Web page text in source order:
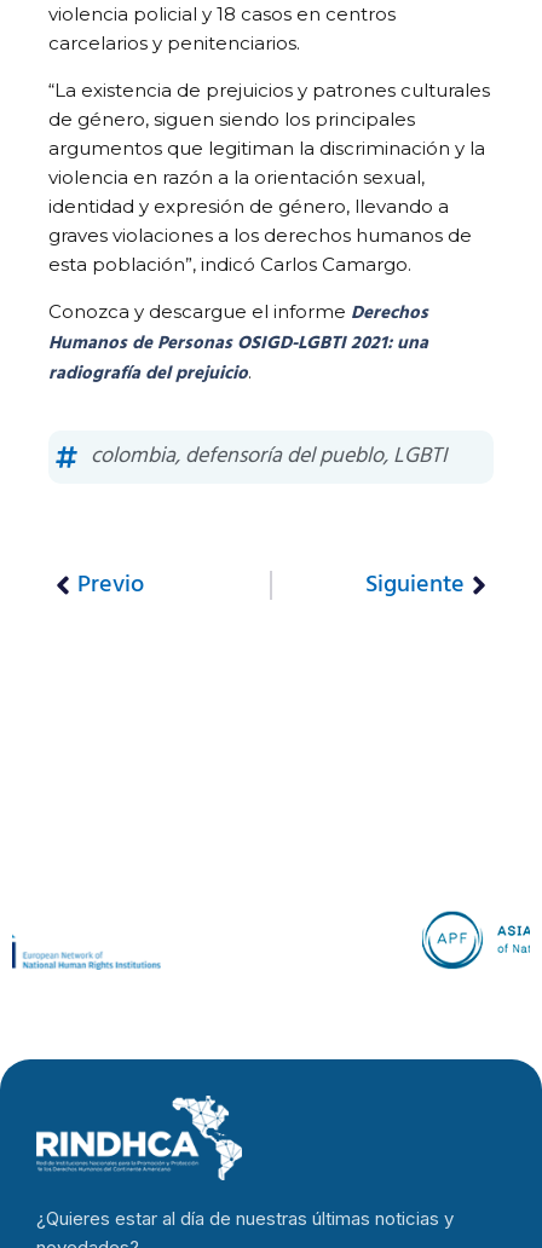
violencia policial y 18 casos en centros
carcelarios y penitenciarios.
“La existencia de prejuicios y patrones culturales
de género, siguen siendo los principales
argumentos que legitiman la discriminación y la
violencia en razón a la orientación sexual,
identidad y expresión de género, llevando a
graves violaciones a los derechos humanos de
esta población”, indicó Carlos Camargo.
Conozca y descargue el informe Derechos
Humanos de Personas OSIGD-LGBTI 2021: una
radiografía del prejuicio.
colombia,defensoría del pueblo,LGBTI
Previo Siguiente
¿Quieres estar al día de nuestras últimas noticias y